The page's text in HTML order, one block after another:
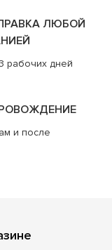
ЛЮБОЙ
рабочих дней
и после